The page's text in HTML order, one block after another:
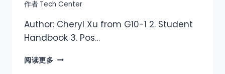
作者 Tech Center
Author: Cheryl Xu from G10-1 2. Student
Handbook 3. Pos…
阅读更多